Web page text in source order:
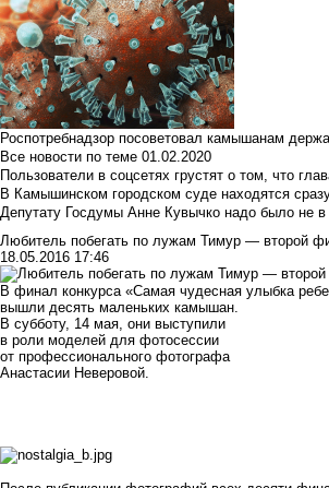
Роспотребнадзор посоветовал камышанам
Все новости по теме 01.02.2020
Пользователи в соцсетях грустят о том, что
В Камышинском городском суде находятся
Депутату Госдумы Анне Кувычко надо было не
Любитель побегать по лужам Тимур — второй
18.05.2016 17:46
В финал конкурса «Самая чудесная улыбка
вышли десять маленьких камышан.
В субботу, 14 мая, они выступили
в роли моделей для фотосессии
от профессионального фотографа
Анастасии Неверовой.